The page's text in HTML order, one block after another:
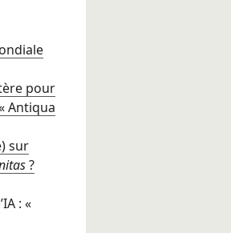
pour
Antiqua
sur
?
: «